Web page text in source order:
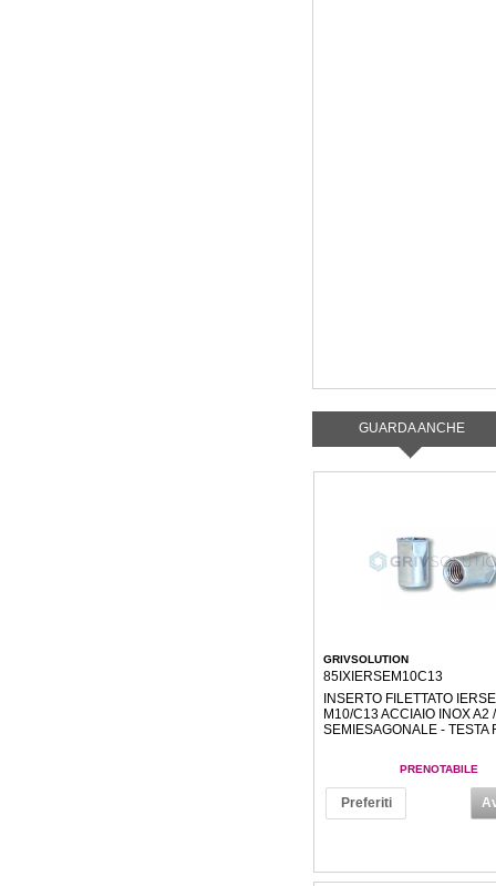
GUARDA ANCHE
GRIVSOLUTION
85IXIERSEM10C13
INSERTO FILETTATO IERSE
M10/C13 ACCIAIO INOX A2
SEMIESAGONALE - TESTA
PRENOTABILE
Preferiti